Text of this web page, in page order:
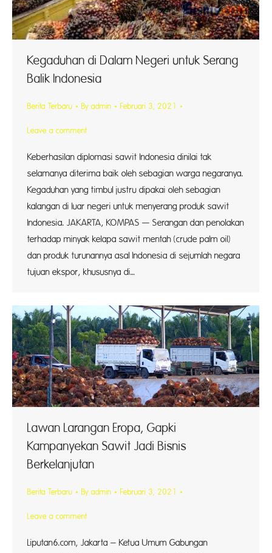
Kegaduhan di Dalam Negeri untuk Serang
Balik Indonesia
Berita Terbaru By admin Februari 3, 2021
Leave a comment
Keberhasilan diplomasi sawit Indonesia dinilai tak
selamanya diterima baik oleh sebagian warga negaranya.
Kegaduhan yang timbul justru dipakai oleh sebagian
kalangan di luar negeri untuk menyerang produk sawit
Indonesia. JAKARTA, KOMPAS — Serangan dan penolakan
terhadap minyak kelapa sawit mentah (crude palm oil)
dan produk turunannya asal Indonesia di sejumlah negara
tujuan ekspor, khususnya di…
Lawan Larangan Eropa, Gapki
Kampanyekan Sawit Jadi Bisnis
Berkelanjutan
Berita Terbaru By admin Februari 3, 2021
Leave a comment
Liputan6.com, Jakarta – Ketua Umum Gabungan